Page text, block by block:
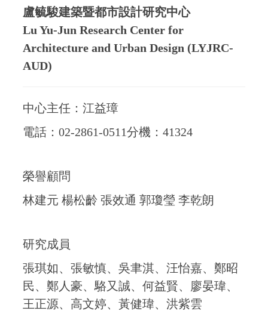
盧毓駿建築暨都市設計研究中心
Lu Yu-Jun Research Center for
Architecture and Urban Design (LYJRC-
AUD)
中心主任：江益璋
電話：02-2861-0511分機：41324
榮譽顧問
林建元 楊松齡 張效通 郭瓊瑩 李乾朗
研究成員
張琪如、張敏慎、吳聿淇、汪怡嘉、鄭昭
民、鄭人豪、駱又誠、何益賢、廖晏瑋、
王正源、高文婷、黃健瑋、洪紫雲